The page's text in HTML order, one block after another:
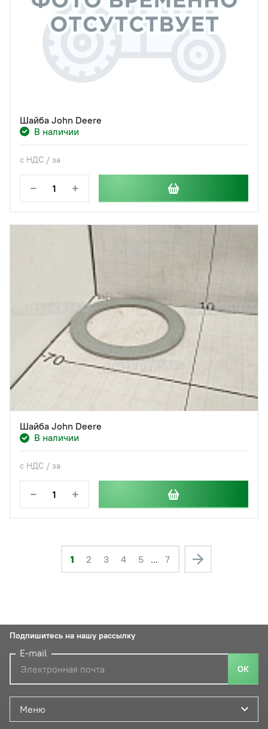
Шайба John Deere
В наличии
с НДС / за
− +
Шайба John Deere
В наличии
с НДС / за
− +
1 2 3 4 5 ... 7
Меню
Подпишитесь на нашу рассылку
E-mail
ОК